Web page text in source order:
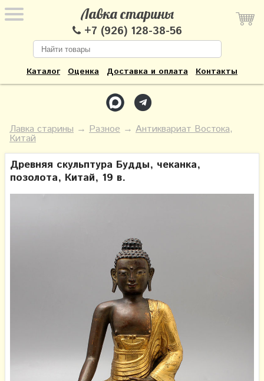
Лавка старины
+7 (926) 128-38-56
Каталог Оценка Доставка и оплата Контакты
Лавка старины → Разное → Антиквариат Востока,
Китай
Древняя скульптура Будды, чеканка,
позолота, Китай, 19 в.